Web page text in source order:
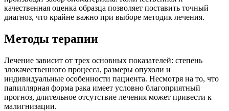
качественная оценка образца позволяет поставить точный
диагноз, что крайне важно при выборе методик лечения.
Методы терапии
Лечение зависит от трех основных показателей: степень
злокачественного процесса, размеры опухоли и
индивидуальные особенности пациента. Несмотря на то, что
папиллярная форма рака имеет условно благоприятный
прогноз, длительное отсутствие лечения может привести к
малигнизации.